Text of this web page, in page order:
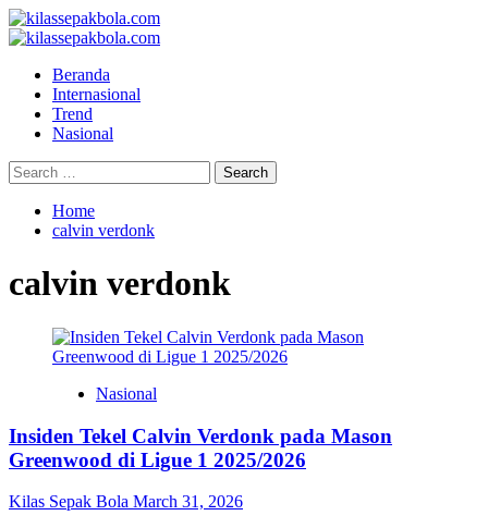
Skip
to
Primary
Beranda
Internasional
Trend
Nasional
Search
for:
Home
calvin verdonk
calvin verdonk
Nasional
Insiden Tekel Calvin Verdonk pada Mason
Greenwood di Ligue 1 2025/2026
Kilas Sepak Bola March 31, 2026